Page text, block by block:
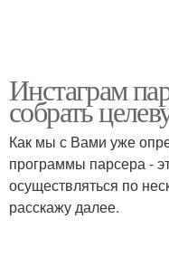
Инстаграм
собрать
Как мы с Вами уже
программы парсера -
осуществляться по
расскажу далее.